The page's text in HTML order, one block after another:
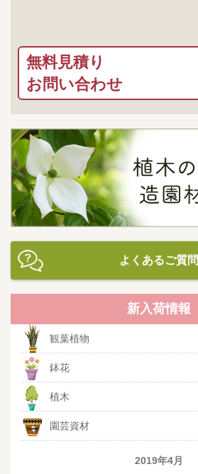
無料見積り
お問い合わせ
よくあるご質問
新入荷情報
観葉植物
鉢花
植木
園芸資材
2019年4月